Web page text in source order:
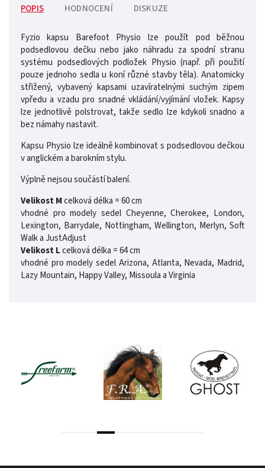
POPIS HODNOCENÍ DISKUZE
Fyzio kapsu Barefoot Physio lze použít pod běžnou
podsedlovou dečku nebo jako náhradu za spodní stranu
systému podsedlových podložek Physio (např. při použití
pouze jednoho sedla u koní různé stavby těla). Anatomicky
střižený, vybavený kapsami uzavíratelnými suchým zipem
vpředu a vzadu pro snadné vkládání/vyjímání vložek. Kapsy
lze jednotlivě polstrovat, takže sedlo lze kdykoli snadno a
bez námahy nastavit.
Kapsu Physio lze ideálně kombinovat s podsedlovou dečkou
v anglickém a barokním stylu.
Výplně nejsou součástí balení.
Velikost Mcelková délka = 60 cm
vhodné pro modely sedel Cheyenne, Cherokee, London,
Lexington, Barrydale, Nottingham, Wellington, Merlyn, Soft
Walk a JustAdjust
Velikost Lcelková délka = 64 cm
vhodné pro modely sedel Arizona, Atlanta, Nevada, Madrid,
Lazy Mountain, Happy Valley, Missoula a Virginia